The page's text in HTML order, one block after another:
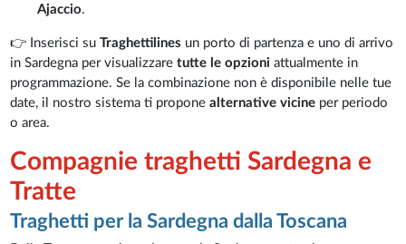
Ajaccio.
👉 Inserisci suTraghettilines un porto di partenza e uno di arrivo
in Sardegna per visualizzaretutte le opzioni attualmente in
programmazione. Se la combinazione non è disponibile nelle tue
date, il nostro sistema ti proponealternative vicine per periodo
o area.
Compagnie traghetti Sardegna e
Tratte
Traghetti per la Sardegna dalla Toscana